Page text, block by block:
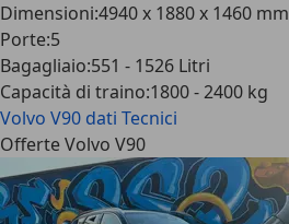
Dimensioni:4940 x 1880 x 1460 mm
Porte:5
Bagagliaio:551 - 1526 Litri
Capacità di traino:1800 - 2400 kg
Volvo V90 dati Tecnici
Offerte Volvo V90